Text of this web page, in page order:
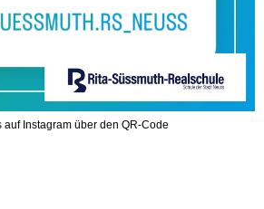
auf Instagram über den QR-Code